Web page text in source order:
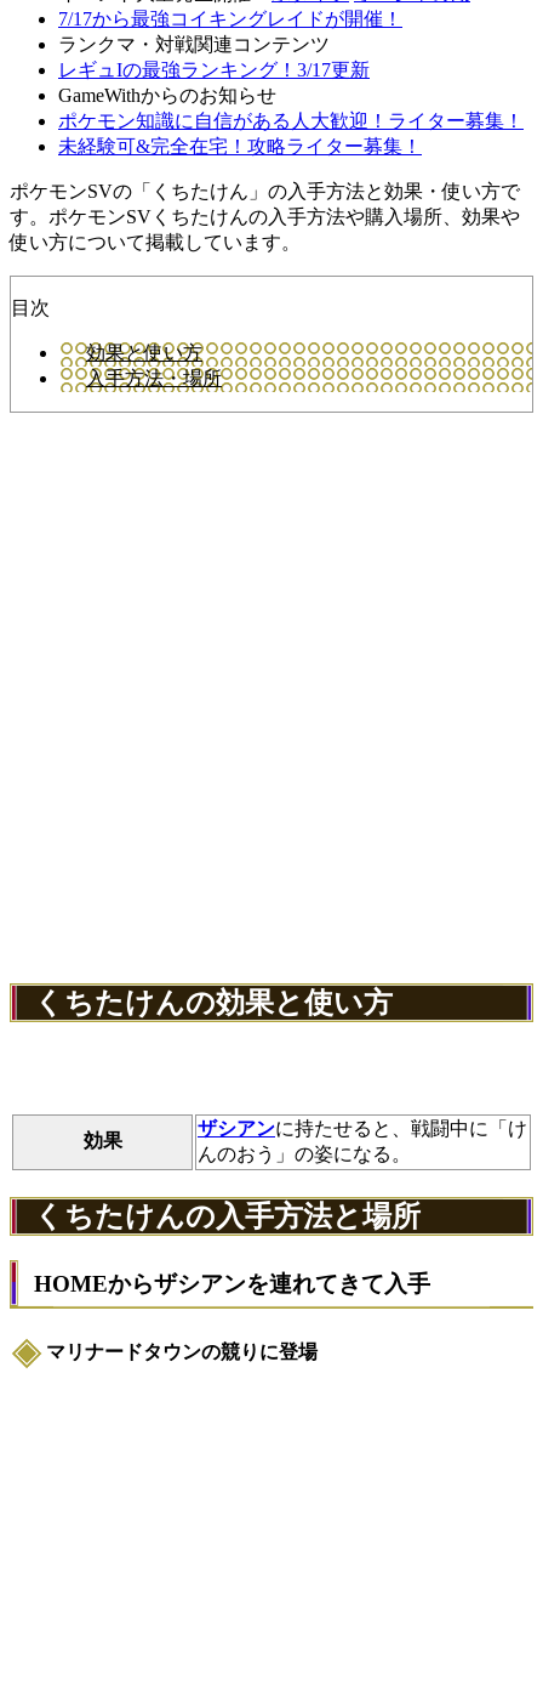
7/17から最強コイキングレイドが開催！
ランクマ・対戦関連コンテンツ
レギュIの最強ランキング！3/17更新
GameWithからのお知らせ
ポケモン知識に自信がある人大歓迎！ライター募集！
未経験可&完全在宅！攻略ライター募集！
ポケモンSVの「くちたけん」の入手方法と効果・使い方で
す。ポケモンSVくちたけんの入手方法や購入場所、効果や
使い方について掲載しています。
目次
効果と使い方
入手方法・場所
くちたけんの効果と使い方
効果
ザシアンに持たせると、戦闘中に「け
んのおう」の姿になる。
くちたけんの入手方法と場所
HOMEからザシアンを連れてきて入手
マリナードタウンの競りに登場